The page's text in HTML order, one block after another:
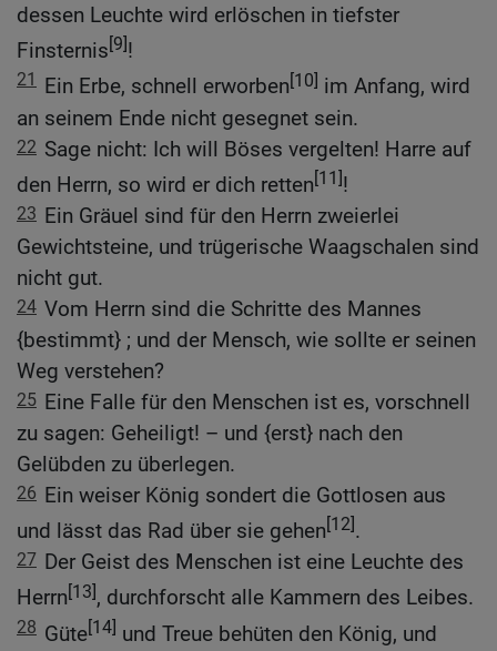
dessen Leuchte wird erlöschen in tiefster
Finsternis[9]!
21 Ein Erbe, schnell erworben[10] im Anfang, wird
an seinem Ende nicht gesegnet sein.
22 Sage nicht: Ich will Böses vergelten! Harre auf
den Herrn, so wird er dich retten[11]!
23 Ein Gräuel sind für den Herrn zweierlei
Gewichtsteine, und trügerische Waagschalen sind
nicht gut.
24 Vom Herrn sind die Schritte des Mannes
{bestimmt} ; und der Mensch, wie sollte er seinen
Weg verstehen?
25 Eine Falle für den Menschen ist es, vorschnell
zu sagen: Geheiligt! – und {erst} nach den
Gelübden zu überlegen.
26 Ein weiser König sondert die Gottlosen aus
und lässt das Rad über sie gehen[12].
27 Der Geist des Menschen ist eine Leuchte des
Herrn[13], durchforscht alle Kammern des Leibes.
28 Güte[14] und Treue behüten den König, und